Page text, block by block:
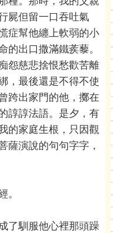
屍但留一口吞吐氣
症幫他纏上軟弱的小
的出口撒滿鐵蒺藜。
怨慈悲捨恨愁歡苦離
，最後還是不得不使
跨出家門的他，擲在
諄諄法語。是夕，有
的家庭生根，只因觀
薩演說的句句字字，
。
了馴服他心裡那頭躁